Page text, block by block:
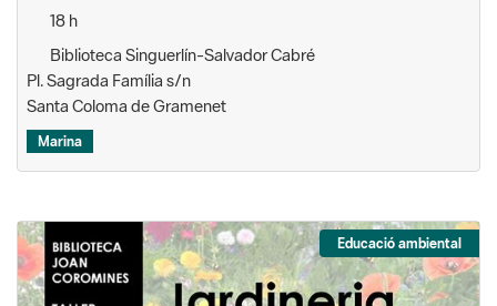
18 h
Biblioteca Singuerlín-Salvador Cabré
Pl. Sagrada Família s/n
Santa Coloma de Gramenet
Marina
Educació ambiental